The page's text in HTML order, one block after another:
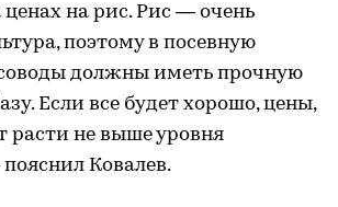
ценах на рис. Рис — очень
поэтому в посевную
должны иметь прочную
Если все будет хорошо, цены,
расти не выше уровня
Ковалев.